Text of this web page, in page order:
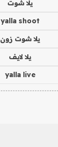
يلا شوت
yalla shoot
يلا شوت زون
يلا لايف
yalla live